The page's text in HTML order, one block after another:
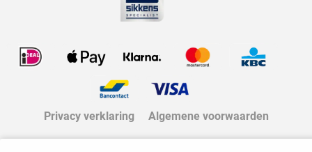
Privacy verklaring Algemene voorwaarden